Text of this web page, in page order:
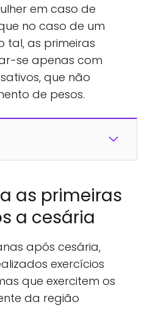
em caso de
no caso de um
tal, as primeiras
se apenas com
que não
de pesos.
as primeiras
a cesária
após cesária,
exercícios
que exercitem os
da região